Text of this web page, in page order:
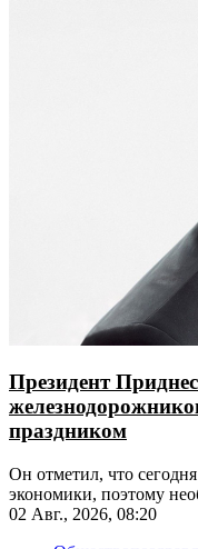
Президент
праздником
Он отметил, что
экономики, поэтому
поддержку
02 Авг., 2026, 08:20